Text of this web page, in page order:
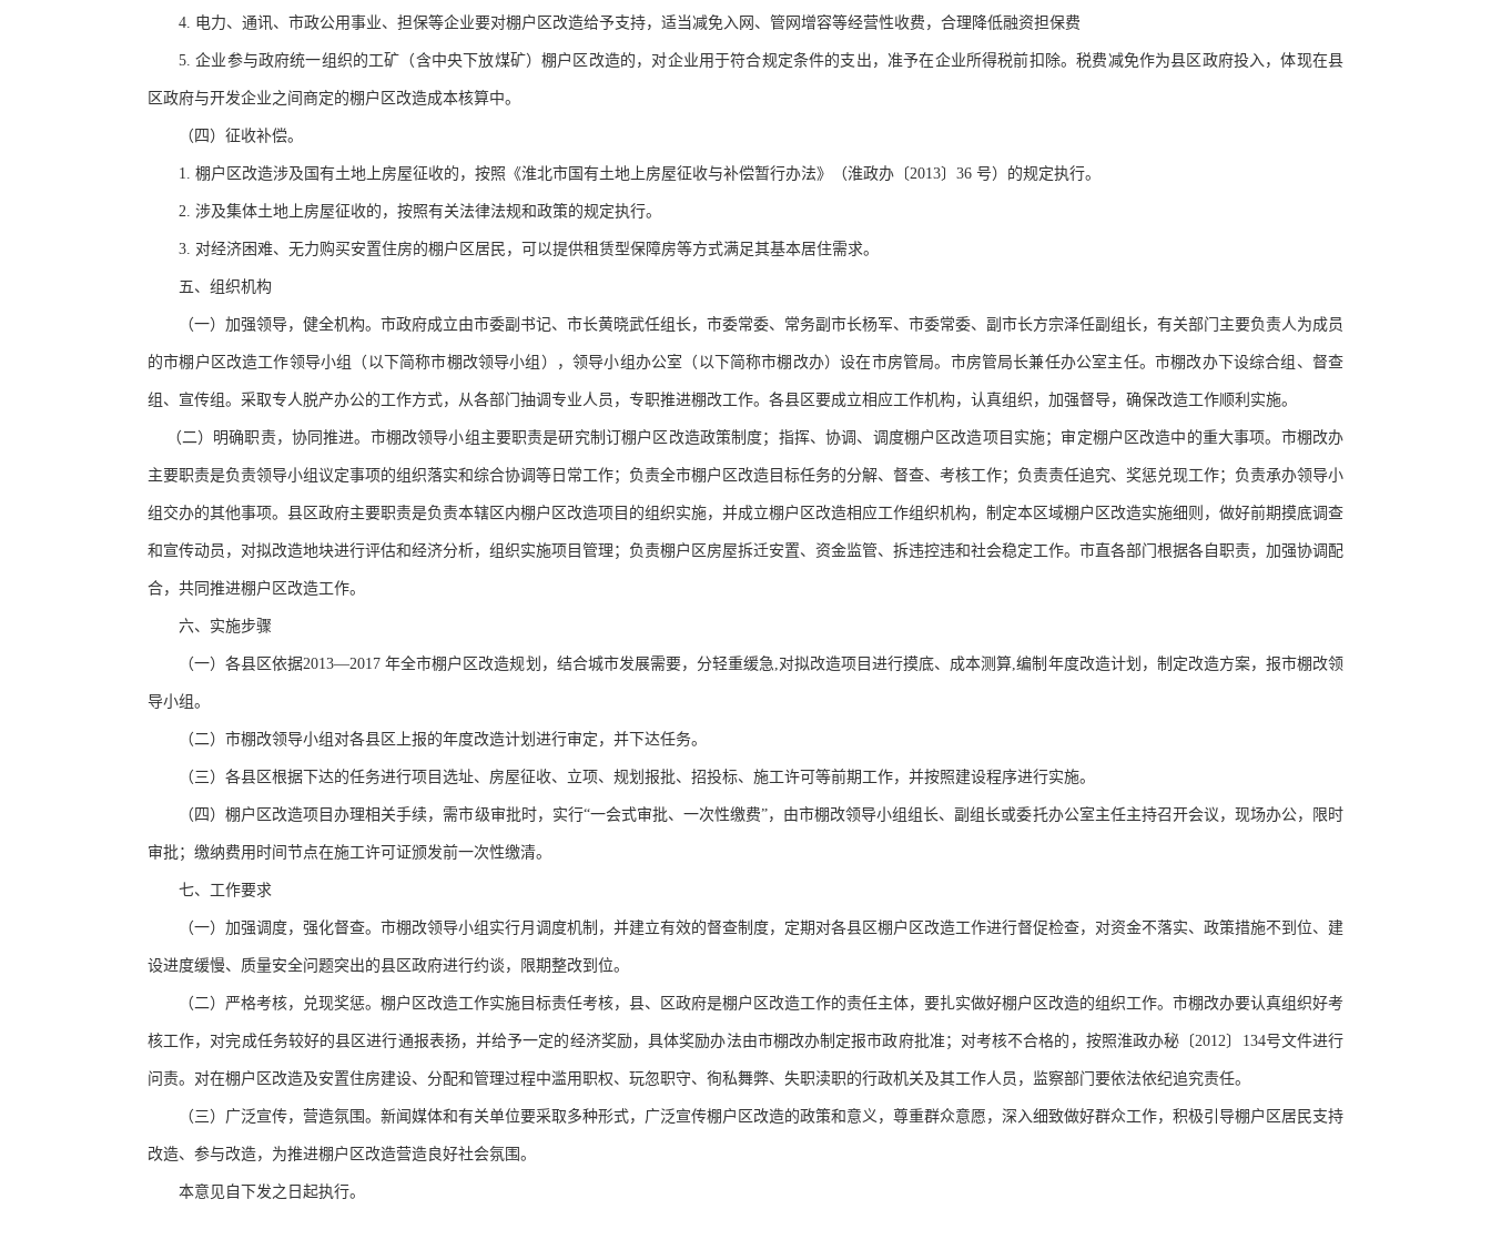
4. 电力、通讯、市政公用事业、担保等企业要对棚户区改造给予支持，适当减免入网、管网增容等经营性收费，合理降低融资担保费
5. 企业参与政府统一组织的工矿（含中央下放煤矿）棚户区改造的，对企业用于符合规定条件的支出，准予在企业所得税前扣除。税费减免作为县区政府投入，体现在县
区政府与开发企业之间商定的棚户区改造成本核算中。
（四）征收补偿。
1. 棚户区改造涉及国有土地上房屋征收的，按照《淮北市国有土地上房屋征收与补偿暂行办法》（淮政办〔2013〕36 号）的规定执行。
2. 涉及集体土地上房屋征收的，按照有关法律法规和政策的规定执行。
3. 对经济困难、无力购买安置住房的棚户区居民，可以提供租赁型保障房等方式满足其基本居住需求。
五、组织机构
（一）加强领导，健全机构。市政府成立由市委副书记、市长黄晓武任组长，市委常委、常务副市长杨军、市委常委、副市长方宗泽任副组长，有关部门主要负责人为成员
的市棚户区改造工作领导小组（以下简称市棚改领导小组），领导小组办公室（以下简称市棚改办）设在市房管局。市房管局长兼任办公室主任。市棚改办下设综合组、督查
组、宣传组。采取专人脱产办公的工作方式，从各部门抽调专业人员，专职推进棚改工作。各县区要成立相应工作机构，认真组织，加强督导，确保改造工作顺利实施。
（二）明确职责，协同推进。市棚改领导小组主要职责是研究制订棚户区改造政策制度；指挥、协调、调度棚户区改造项目实施；审定棚户区改造中的重大事项。市棚改办
主要职责是负责领导小组议定事项的组织落实和综合协调等日常工作；负责全市棚户区改造目标任务的分解、督查、考核工作；负责责任追究、奖惩兑现工作；负责承办领导小
组交办的其他事项。县区政府主要职责是负责本辖区内棚户区改造项目的组织实施，并成立棚户区改造相应工作组织机构，制定本区域棚户区改造实施细则，做好前期摸底调查
和宣传动员，对拟改造地块进行评估和经济分析，组织实施项目管理；负责棚户区房屋拆迁安置、资金监管、拆违控违和社会稳定工作。市直各部门根据各自职责，加强协调配
合，共同推进棚户区改造工作。
六、实施步骤
（一）各县区依据2013—2017 年全市棚户区改造规划，结合城市发展需要，分轻重缓急,对拟改造项目进行摸底、成本测算,编制年度改造计划，制定改造方案，报市棚改领
导小组。
（二）市棚改领导小组对各县区上报的年度改造计划进行审定，并下达任务。
（三）各县区根据下达的任务进行项目选址、房屋征收、立项、规划报批、招投标、施工许可等前期工作，并按照建设程序进行实施。
（四）棚户区改造项目办理相关手续，需市级审批时，实行“一会式审批、一次性缴费”，由市棚改领导小组组长、副组长或委托办公室主任主持召开会议，现场办公，限时
审批；缴纳费用时间节点在施工许可证颁发前一次性缴清。
七、工作要求
（一）加强调度，强化督查。市棚改领导小组实行月调度机制，并建立有效的督查制度，定期对各县区棚户区改造工作进行督促检查，对资金不落实、政策措施不到位、建
设进度缓慢、质量安全问题突出的县区政府进行约谈，限期整改到位。
（二）严格考核，兑现奖惩。棚户区改造工作实施目标责任考核，县、区政府是棚户区改造工作的责任主体，要扎实做好棚户区改造的组织工作。市棚改办要认真组织好考
核工作，对完成任务较好的县区进行通报表扬，并给予一定的经济奖励，具体奖励办法由市棚改办制定报市政府批准；对考核不合格的，按照淮政办秘〔 2012〕134号文件进行
问责。对在棚户区改造及安置住房建设、分配和管理过程中滥用职权、玩忽职守、徇私舞弊、失职渎职的行政机关及其工作人员，监察部门要依法依纪追究责任。
（三）广泛宣传，营造氛围。新闻媒体和有关单位要采取多种形式，广泛宣传棚户区改造的政策和意义，尊重群众意愿，深入细致做好群众工作，积极引导棚户区居民支持
改造、参与改造，为推进棚户区改造营造良好社会氛围。
本意见自下发之日起执行。